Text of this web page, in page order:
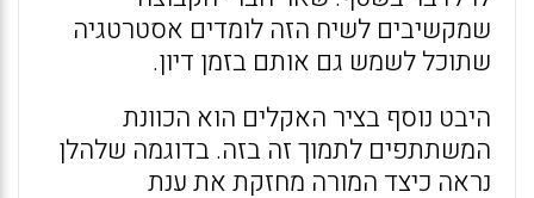
שמקשיבים לשיח הזה לומדים אסטרטגיה
שתוכל לשמש גם אותם בזמן דיון.
היבט נוסף בציר האקלים הוא הכוונת
המשתתפים לתמוך זה בזה. בדוגמה שלהלן
נראה כיצד המורה מחזקת את ענת